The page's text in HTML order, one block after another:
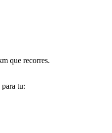
que recorres.
tu: